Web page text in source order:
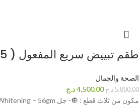
طقم تبييض سريع المفعول ( 5 دقائق )
الصحة والجمال
5,800.00د.ج 4,500.00د.ج